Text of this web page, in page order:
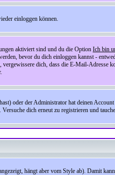
einloggen können.
aktiviert sind und du die Option Ich bin
bevor du dich einloggen kannst -
dich, dass die E-Mail-Adresse
oder der Administrator hat deinen
dich erneut zu registrieren und
hängt aber vom Style ab). Damit